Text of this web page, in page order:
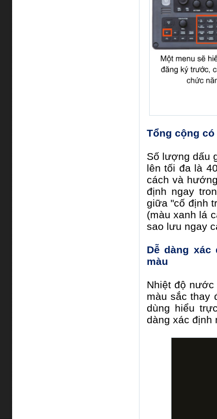
Tổng cộng
Số lượng dấu
lên tối đa là
cách và
định ngay
giữa "cố định
(màu xanh lá
sao lưu ngay
Dễ dàng
màu
Nhiệt độ
màu sắc thay
dùng hiểu
dàng xác